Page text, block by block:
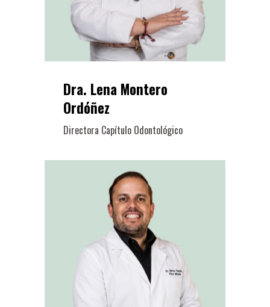
Dra. Lena Montero
Ordóñez
Directora Capítulo Odontológico